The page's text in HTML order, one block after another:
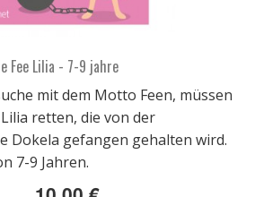
Fee Lilia - 7-9 jahre
mit dem Motto Feen, müssen
retten, die von der
Dokela gefangen gehalten wird.
7-9 Jahren.